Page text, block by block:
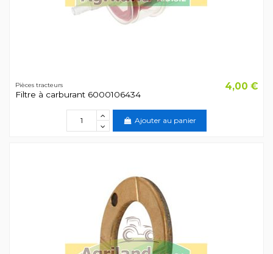
Pièces tracteurs
Filtre à carburant 6000106434
4,00 €
Ajouter au panier